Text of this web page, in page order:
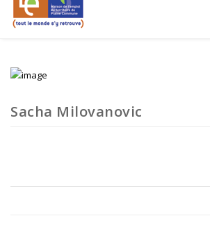
Sacha Milovanovic